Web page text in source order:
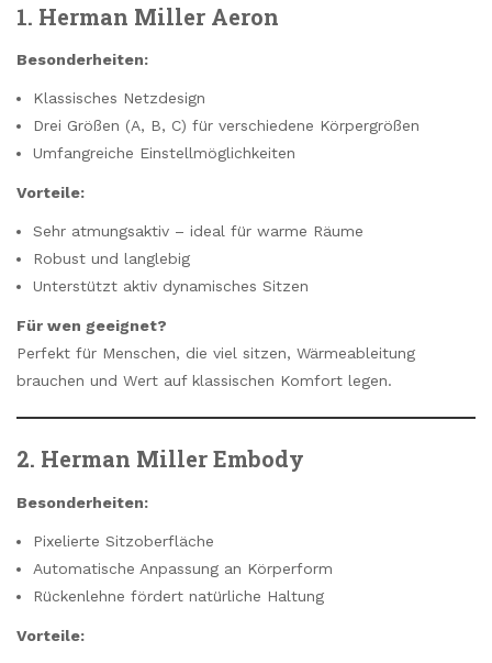
1. Herman Miller Aeron
Besonderheiten:
Klassisches Netzdesign
Drei Größen (A, B, C) für verschiedene Körpergrößen
Umfangreiche Einstellmöglichkeiten
Vorteile:
Sehr atmungsaktiv – ideal für warme Räume
Robust und langlebig
Unterstützt aktiv dynamisches Sitzen
Für wen geeignet?
Perfekt für Menschen, die viel sitzen, Wärmeableitung
brauchen und Wert auf klassischen Komfort legen.
2. Herman Miller Embody
Besonderheiten:
Pixelierte Sitzoberfläche
Automatische Anpassung an Körperform
Rückenlehne fördert natürliche Haltung
Vorteile: